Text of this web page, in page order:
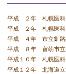
平成 ２年 札幌医科
平成 ２年 札幌医科
平成 ４年 市立釧路
平成 ８年 留萌市立
平成１０年 札幌医科
平成１２年 北海道立